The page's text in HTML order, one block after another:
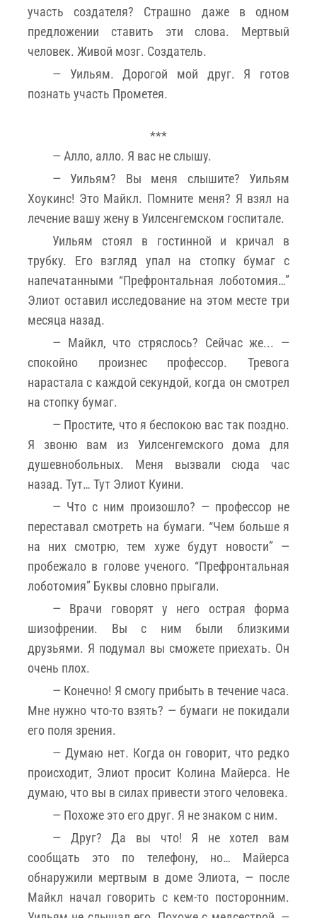
участь создателя? Страшно даже в одном
предложении ставить эти слова. Мертвый
человек. Живой мозг. Создатель.
— Уильям. Дорогой мой друг. Я готов
познать участь Прометея.
***
— Алло, алло. Я вас не слышу.
— Уильям? Вы меня слышите? Уильям
Хоукинс! Это Майкл. Помните меня? Я взял на
лечение вашу жену в Уилсенгемском госпитале.
Уильям стоял в гостинной и кричал в
трубку. Его взгляд упал на стопку бумаг с
напечатанными “Префронтальная лоботомия…”
Элиот оставил исследование на этом месте три
месяца назад.
— Майкл, что стряслось? Сейчас же... —
спокойно произнес профессор. Тревога
нарастала с каждой секундой, когда он смотрел
на стопку бумаг.
— Простите, что я беспокою вас так поздно.
Я звоню вам из Уилсенгемского дома для
душевнобольных. Меня вызвали сюда час
назад. Тут… Тут Элиот Куини.
— Что с ним произошло? — профессор не
переставал смотреть на бумаги. “Чем больше я
на них смотрю, тем хуже будут новости” —
пробежало в голове ученого. “Префронтальная
лоботомия” Буквы словно прыгали.
— Врачи говорят у него острая форма
шизофрении. Вы с ним были близкими
друзьями. Я подумал вы сможете приехать. Он
очень плох.
— Конечно! Я смогу прибыть в течение часа.
Мне нужно что-то взять? — бумаги не покидали
его поля зрения.
— Думаю нет. Когда он говорит, что редко
происходит, Элиот просит Колина Майерса. Не
думаю, что вы в силах привести этого человека.
— Похоже это его друг. Я не знаком с ним.
— Друг? Да вы что! Я не хотел вам
сообщать это по телефону, но… Майерса
обнаружили мертвым в доме Элиота, — после
Майкл начал говорить с кем-то посторонним.